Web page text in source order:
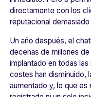
directamente con los
reputacional demasiado
Un año después, el
decenas de millones
implantado en todas
costes han disminuido,
aumentado y, lo que es